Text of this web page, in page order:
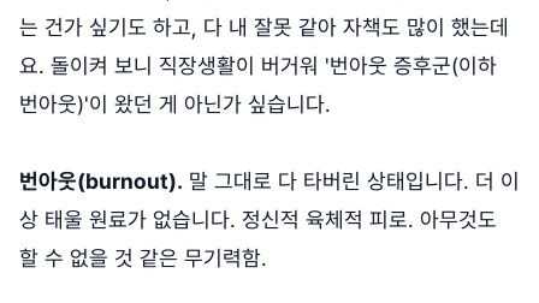
는 건가 싶기도 하고, 다 내 잘못 같아 자책도 많이 했는데
요. 돌이켜 보니 직장생활이 버거워 '번아웃 증후군(이하
번아웃)'이 왔던 게 아닌가 싶습니다.
번아웃(burnout). 말 그대로 다 타버린 상태입니다. 더 이
상 태울 원료가 없습니다. 정신적 육체적 피로. 아무것도
할 수 없을 것 같은 무기력함.